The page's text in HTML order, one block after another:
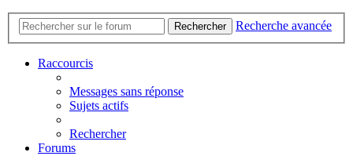
Rechercher Recherche avancée
Raccourcis
Messages sans réponse
Sujets actifs
Rechercher
Forums